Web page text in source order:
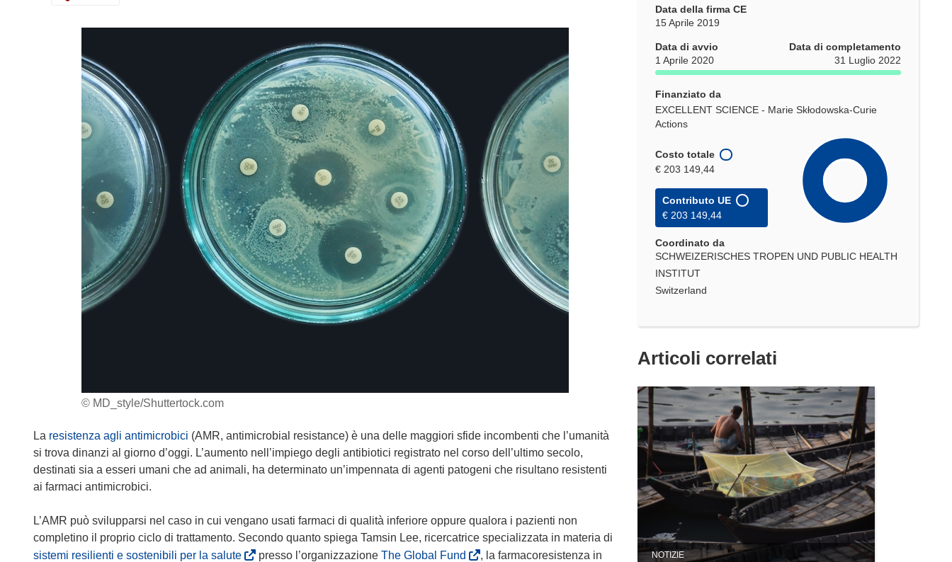
© MD_style/Shuttertock.com
La resistenza agli antimicrobici (AMR, antimicrobial resistance) è una delle maggiori sfide incombenti che l’umanità
si trova dinanzi al giorno d’oggi. L’aumento nell’impiego degli antibiotici registrato nel corso dell’ultimo secolo,
destinati sia a esseri umani che ad animali, ha determinato un’impennata di agenti patogeni che risultano resistenti
ai farmaci antimicrobici.
L’AMR può svilupparsi nel caso in cui vengano usati farmaci di qualità inferiore oppure qualora i pazienti non
completino il proprio ciclo di trattamento. Secondo quanto spiega Tamsin Lee, ricercatrice specializzata in materia di
sistemi resilienti e sostenibili per la salute(
presso l’organizzazione The Global Fund
, la farmacoresistenza in
Data della firma CE
15 Aprile 2019
Data di avvio
1 Aprile 2020
Data di completamento
31 Luglio 2022
Finanziato da
EXCELLENT SCIENCE - Marie Skłodowska-Curie
Actions
Costo totale
€ 203 149,44
Contributo UE
€ 203 149,44
Coordinato da
SCHWEIZERISCHES TROPEN UND PUBLIC HEALTH
INSTITUT
Switzerland
Articoli correlati
NOTIZIE